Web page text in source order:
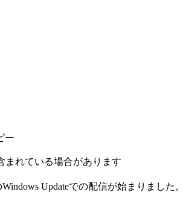
ー
まれている場合があります
Windows Updateでの配信が始まりました。